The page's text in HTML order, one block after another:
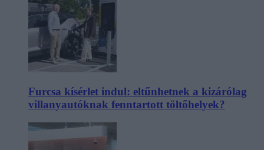
Furcsa kísérlet indul: eltűnhetnek a kizárólag
villanyautóknak fenntartott töltőhelyek?